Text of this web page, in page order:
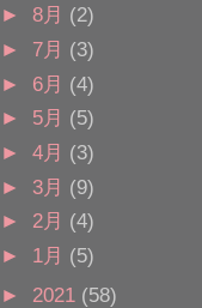
► 8月 (2)
► 7月 (3)
► 6月 (4)
► 5月 (5)
► 4月 (3)
► 3月 (9)
► 2月 (4)
► 1月 (5)
► 2021 (58)